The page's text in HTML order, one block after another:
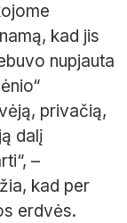
kad jis
nupjauta
privačią,
dalį
–
kad per
erdvės.